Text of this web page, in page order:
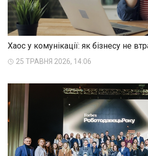
Хаос у комунікації: як бізнесу не
25 ТРАВНЯ 2026, 14:06